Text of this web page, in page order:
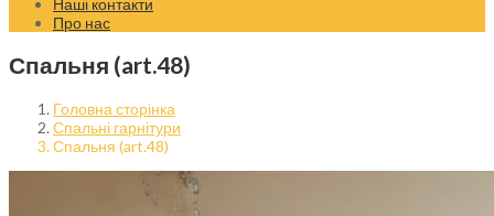
Наші контакти
Про нас
Спальня (art.48)
Головна сторінка
Спальні гарнітури
Спальня (art.48)